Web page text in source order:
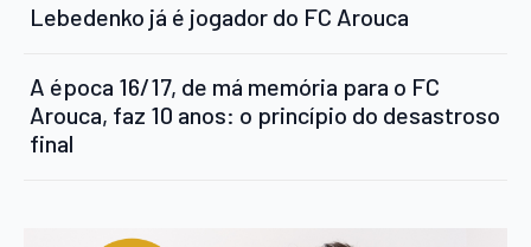
Lebedenko já é jogador do FC Arouca
A época 16/17, de má memória para o FC
Arouca, faz 10 anos: o princípio do desastroso
final